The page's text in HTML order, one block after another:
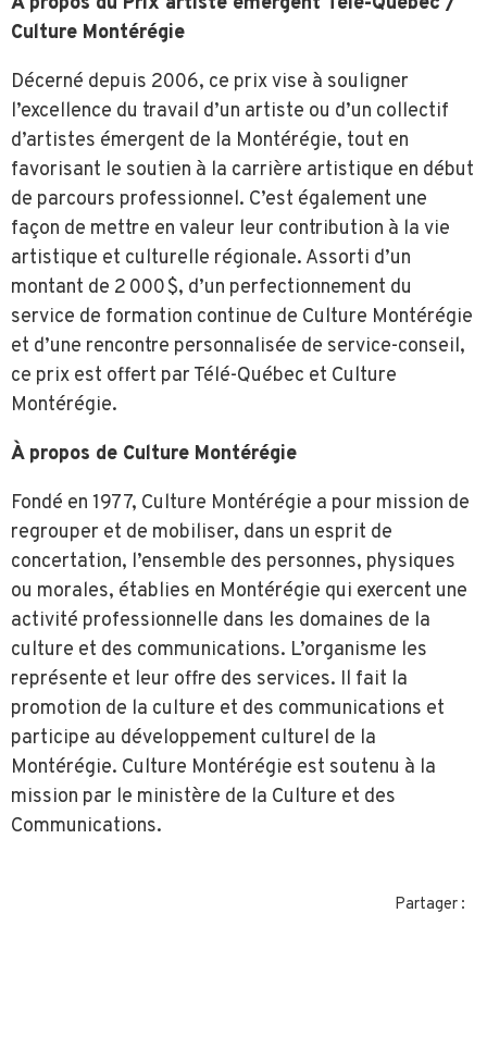
Culture Montérégie
Décerné depuis 2006, ce prix vise à souligner
l’excellence du travail d’un artiste ou d’un collectif
d’artistes émergent de la Montérégie, tout en
favorisant le soutien à la carrière artistique en début
de parcours professionnel. C’est également une
façon de mettre en valeur leur contribution à la vie
artistique et culturelle régionale. Assorti d’un
montant de 2 000 $, d’un perfectionnement du
service de formation continue de Culture Montérégie
et d’une rencontre personnalisée de service-conseil,
ce prix est offert par Télé-Québec et Culture
Montérégie.
À propos de Culture Montérégie
Fondé en 1977, Culture Montérégie a pour mission de
regrouper et de mobiliser, dans un esprit de
concertation, l’ensemble des personnes, physiques
ou morales, établies en Montérégie qui exercent une
activité professionnelle dans les domaines de la
culture et des communications. L’organisme les
représente et leur offre des services. Il fait la
promotion de la culture et des communications et
participe au développement culturel de la
Montérégie. Culture Montérégie est soutenu à la
mission par le ministère de la Culture et des
Communications.
Partager :